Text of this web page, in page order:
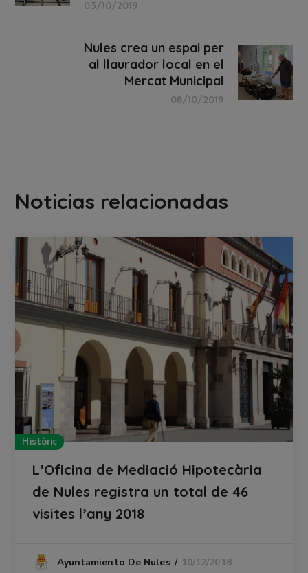
03/10/2019
Nules crea un espai per
al llaurador local en el
Mercat Municipal
08/10/2019
Noticias relacionadas
Històric
L’Oficina de Mediació Hipotecària
de Nules registra un total de 46
visites l’any 2018
Ayuntamiento De Nules 10/12/2018